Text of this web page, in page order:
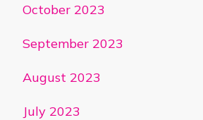
October 2023
September 2023
August 2023
July 2023